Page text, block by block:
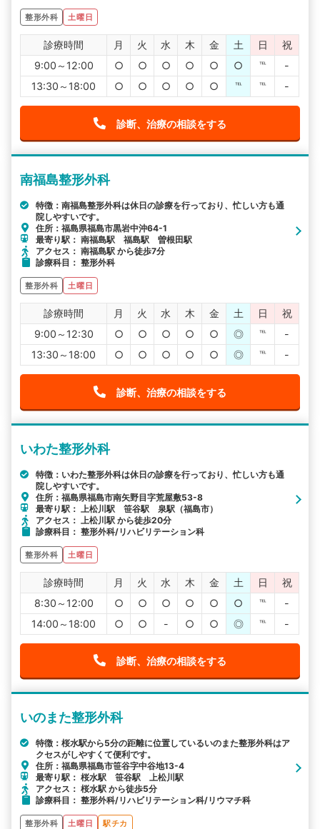
整形外科 土曜日
診療時間 月 火 水 木 金 土 日
祝
9:00～12:00
○ ○ ○ ○ ○ ○ ℡
-
13:30～18:00
○ ○ ○ ○ ○ ℡ ℡ -
診断、治療の相談をする
南福島整形外科
特徴：南福島整形外科は休日の診療を行っており、忙しい方も通
院しやすいです。
住所：福島県福島市黒岩中沖64-1
最寄り駅： 南福島駅 福島駅 曽根田駅
アクセス： 南福島駅 から徒歩7分
診療科目： 整形外科
整形外科 土曜日
診療時間 月 火 水 木 金 土 日
祝
9:00～12:30
○ ○ ○ ○ ○ ◎ ℡
-
13:30～18:00
○ ○ ○ ○ ○ ◎ ℡ -
診断、治療の相談をする
いわた整形外科
特徴：いわた整形外科は休日の診療を行っており、忙しい方も通
院しやすいです。
住所：福島県福島市南矢野目字荒屋敷53-8
最寄り駅： 上松川駅 笹谷駅 泉駅（福島市）
アクセス： 上松川駅 から徒歩20分
診療科目： 整形外科/リハビリテーション科
整形外科 土曜日
診療時間 月 火 水 木 金 土 日
祝
8:30～12:00
○ ○ ○ ○ ○ ○ ℡
-
14:00～18:00
○ ○ - ○ ○ ◎ ℡ -
診断、治療の相談をする
いのまた整形外科
特徴：桜水駅から5分の距離に位置しているいのまた整形外科はア
クセスがしやすくて便利です。
住所：福島県福島市笹谷字中谷地13-4
最寄り駅： 桜水駅 笹谷駅 上松川駅
アクセス： 桜水駅 から徒歩5分
診療科目： 整形外科/リハビリテーション科/リウマチ科
整形外科 土曜日 駅チカ